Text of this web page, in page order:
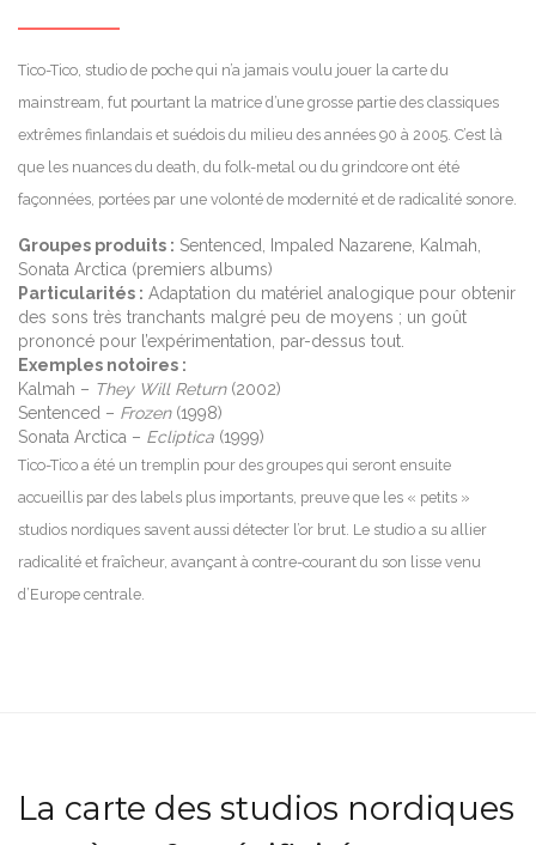
Tico-Tico, studio de poche qui n’a jamais voulu jouer la carte du
mainstream, fut pourtant la matrice d’une grosse partie des classiques
extrêmes finlandais et suédois du milieu des années 90 à 2005. C’est là
que les nuances du death, du folk-metal ou du grindcore ont été
façonnées, portées par une volonté de modernité et de radicalité sonore.
Groupes produits : Sentenced, Impaled Nazarene, Kalmah,
Sonata Arctica (premiers albums)
Particularités : Adaptation du matériel analogique pour obtenir
des sons très tranchants malgré peu de moyens ; un goût
prononcé pour l’expérimentation, par-dessus tout.
Exemples notoires :
Kalmah – They Will Return(2002)
Sentenced – Frozen(1998)
Sonata Arctica – Ecliptica (1999)
Tico-Tico a été un tremplin pour des groupes qui seront ensuite
accueillis par des labels plus importants, preuve que les « petits »
studios nordiques savent aussi détecter l’or brut. Le studio a su allier
radicalité et fraîcheur, avançant à contre-courant du son lisse venu
d’Europe centrale.
La carte des studios nordiques